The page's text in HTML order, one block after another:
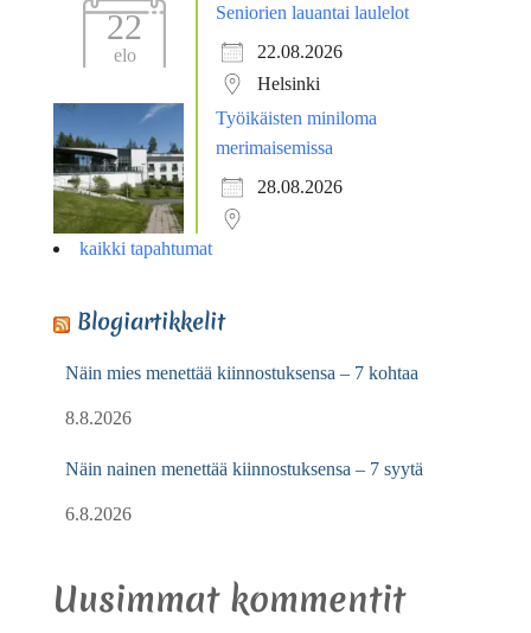
22
elo
Seniorien lauantai laulelot
22.08.2026
Helsinki
Työikäisten miniloma
merimaisemissa
28.08.2026
kaikki tapahtumat
Blogiartikkelit
Näin mies menettää kiinnostuksensa – 7 kohtaa
8.8.2026
Näin nainen menettää kiinnostuksensa – 7 syytä
6.8.2026
Uusimmat kommentit